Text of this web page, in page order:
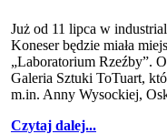
Już od 11 lipca w
Koneser będzie miała
„Laboratorium Rzeźby”.
Galeria Sztuki ToTuart,
m.in. Anny Wysockiej,
Czytaj dalej...